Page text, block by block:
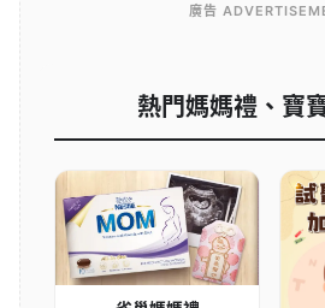
廣告
熱門媽媽禮、寶